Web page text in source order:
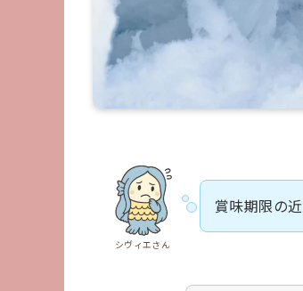
シヴィエさん
賞味期限の